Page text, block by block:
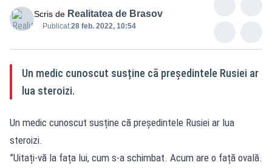
Scris de Realitatea de Brasov
Publicat:28 feb. 2022, 10:54
Un medic cunoscut susține că președintele Rusiei ar
lua steroizi.
Un medic cunoscut susține că președintele Rusiei ar lua
steroizi.
”Uitați-vă la fața lui, cum s-a schimbat. Acum are o față ovală.